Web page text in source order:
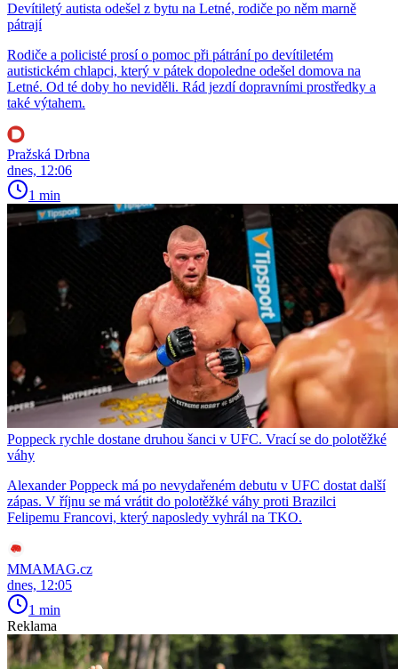
Devítiletý autista odešel z bytu na Letné, rodiče po něm marně
pátrají
Rodiče a policisté prosí o pomoc při pátrání po devítiletém
autistickém chlapci, který v pátek dopoledne odešel domova na
Letné. Od té doby ho neviděli. Rád jezdí dopravními prostředky a
také výtahem.
Pražská Drbna
dnes, 12:06
1 min
Poppeck rychle dostane druhou šanci v UFC. Vrací se do polotěžké
váhy
Alexander Poppeck má po nevydařeném debutu v UFC dostat další
zápas. V říjnu se má vrátit do polotěžké váhy proti Brazilci
Felipemu Francovi, který naposledy vyhrál na TKO.
MMAMAG.cz
dnes, 12:05
1 min
Reklama